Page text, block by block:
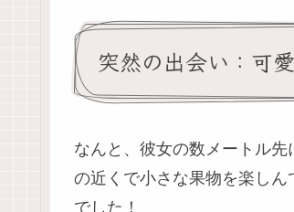
突然の出会い：可
なんと、彼女の数メートル先
の近くで小さな果物を楽し
でした！